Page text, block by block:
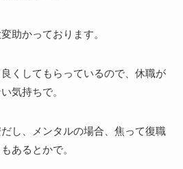
助かっております。
くしてもらっているので、休職が
気持ちで。
し、メンタルの場合、焦って復職
あるとかで。